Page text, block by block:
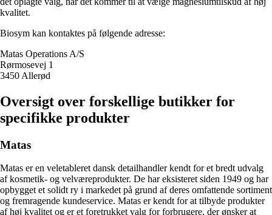
kvalitet.
Biosym kan kontaktes på følgende adresse:
Matas Operations A/S
Rørmosevej 1
3450 Allerød
Oversigt over forskellige butikker for
specifikke produkter
Matas
Matas er en veletableret dansk detailhandler kendt for et bredt udvalg
af kosmetik- og velværeprodukter. De har eksisteret siden 1949 og har
opbygget et solidt ry i markedet på grund af deres omfattende sortiment
og fremragende kundeservice. Matas er kendt for at tilbyde produkter
af høj kvalitet og er et foretrukket valg for forbrugere, der ønsker at